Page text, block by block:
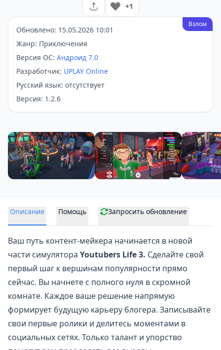
+1
Взлом
Обновлено: 15.05.2026 10:01
Жанр: Приключения
Версия ОС: Андроид 7.0
Разработчик: UPLAY Online
Русский язык: отсутствует
Версия: 1.2.6
Описание Помощь Запросить обновление
Ваш путь контент-мейкера начинается в новой
части симулятора Youtubers Life 3. Сделайте свой
первый шаг к вершинам популярности прямо
сейчас. Вы начнете с полного нуля в скромной
комнате. Каждое ваше решение напрямую
формирует будущую карьеру блогера. Записывайте
свои первые ролики и делитесь моментами в
социальных сетях. Только талант и упорство